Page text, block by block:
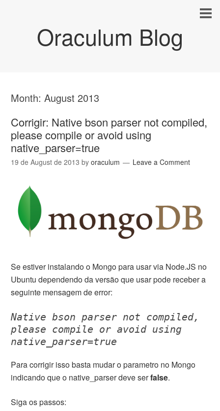
Oraculum Blog
Month:August 2013
Corrigir: Native bson parser not compiled,
please compile or avoid using
native_parser=true
19 de August de 2013 byoraculum Leave a Comment
Se estiver instalando o Mongo para usar via Node.JS no
Ubuntu dependendo da versão que usar pode receber a
seguinte mensagem de error:
Native bson parser not compiled,
please compile or avoid using
native_parser=true
Para corrigir isso basta mudar o parametro no Mongo
indicando que o native_parser deve serfalse.
Siga os passos: